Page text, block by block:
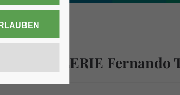
TRÜLLERIE Fernando